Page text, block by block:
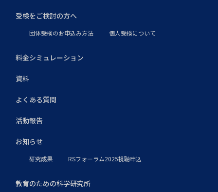
受検をご検討の方へ
団体受検のお申込み方法 個人受検について
料金シミュレーション
資料
よくある質問
活動報告
お知らせ
研究成果 RSフォーラム2025視聴申込
教育のための科学研究所